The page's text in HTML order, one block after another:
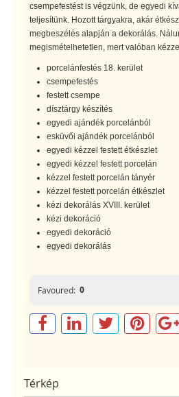
csempefestést is végzünk, de egyedi
teljesítünk. Hozott tárgyakra, akár
megbeszélés alapján a dekorálás.
megismételhetetlen, mert valóban
porcelánfestés 18. kerület
csempefestés
festett csempe
dísztárgy készítés
egyedi ajándék porcelánból
esküvői ajándék porcelánból
egyedi kézzel festett étkészlet
egyedi kézzel festett porcelán
kézzel festett porcelán tányér
kézzel festett porcelán étkészlet
kézi dekorálás XVIII. kerület
kézi dekoráció
egyedi dekoráció
egyedi dekorálás
Favoured: 0
Térkép